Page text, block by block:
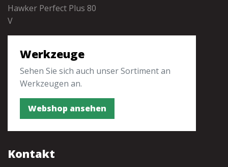
Hawker Perfect Plus 80
V
Werkzeuge
Sehen Sie sich auch unser Sortiment an
Werkzeugen an.
Webshop ansehen
Kontakt